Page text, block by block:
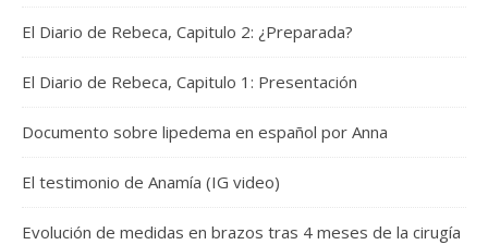
El Diario de Rebeca, Capitulo 2: ¿Preparada?
El Diario de Rebeca, Capitulo 1: Presentación
Documento sobre lipedema en español por Anna
El testimonio de Anamía (IG video)
Evolución de medidas en brazos tras 4 meses de la cirugía